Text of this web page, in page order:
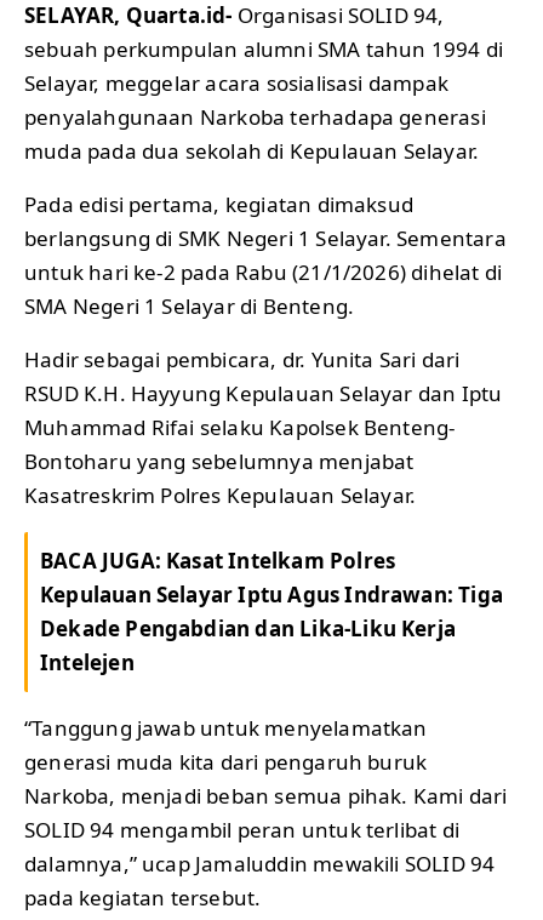
SELAYAR, Quarta.id- Organisasi SOLID 94,
sebuah perkumpulan alumni SMA tahun 1994 di
Selayar, meggelar acara sosialisasi dampak
penyalahgunaan Narkoba terhadapa generasi
muda pada dua sekolah di Kepulauan Selayar.
Pada edisi pertama, kegiatan dimaksud
berlangsung di SMK Negeri 1 Selayar. Sementara
untuk hari ke-2 pada Rabu (21/1/2026) dihelat di
SMA Negeri 1 Selayar di Benteng.
Hadir sebagai pembicara, dr. Yunita Sari dari
RSUD K.H. Hayyung Kepulauan Selayar dan Iptu
Muhammad Rifai selaku Kapolsek Benteng-
Bontoharu yang sebelumnya menjabat
Kasatreskrim Polres Kepulauan Selayar.
BACA JUGA: Kasat Intelkam Polres
Kepulauan Selayar Iptu Agus Indrawan: Tiga
Dekade Pengabdian dan Lika-Liku Kerja
Intelejen
“Tanggung jawab untuk menyelamatkan
generasi muda kita dari pengaruh buruk
Narkoba, menjadi beban semua pihak. Kami dari
SOLID 94 mengambil peran untuk terlibat di
dalamnya,” ucap Jamaluddin mewakili SOLID 94
pada kegiatan tersebut.